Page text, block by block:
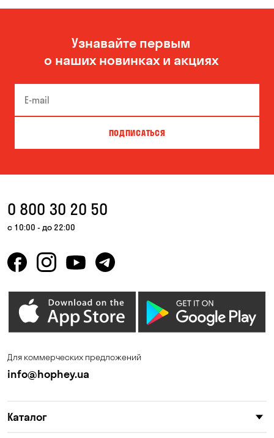
Узнавайте первым
о наших новинках и акциях
ПОДПИСАТЬСЯ
0 800 30 20 50
с 10:00 - до 22:00
Для коммерческих предложений
info@hophey.ua
Каталог